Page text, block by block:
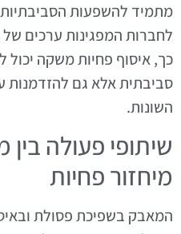
מתמיד להשפעות
לחברות המפגינות ערכים של
כך, איסוף פחיות משקה
סביבתית אלא גם
השונות.
שיתופי פעולה בין
מיחזור פחיות
המאבק בשפיכת פסולת